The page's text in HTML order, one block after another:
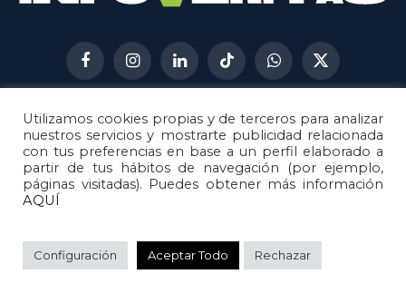
FacebookInstagramLinkedInTikTokWhatsApp
X
(Twitter)
AVISO LEGAL
METODOLOGÍA
POLÍTICA DE COOKIES
POLÍTICA DE CORRECCIONES
© 2026Metech. Todos los derechos reservados.
Utilizamos cookies propias y de terceros para analizar
nuestros servicios y mostrarte publicidad relacionada
con tus preferencias en base a un perfil elaborado a
partir de tus hábitos de navegación (por ejemplo,
páginas visitadas). Puedes obtener más información
AQUÍ
Configuración Aceptar Todo Rechazar